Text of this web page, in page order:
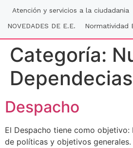
Atención y servicios a la ciudadania
NOVEDADES DE E.E.
Normatividad
Categoría:
Dependecias
Despacho
El Despacho tiene como
de políticas y objetivos